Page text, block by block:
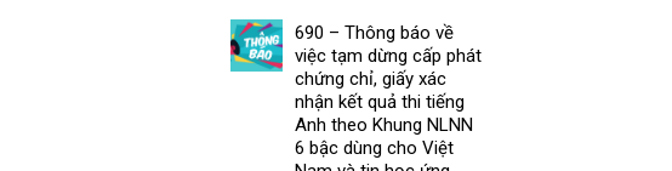
690 – Thông báo về
việc tạm dừng cấp phát
chứng chỉ, giấy xác
nhận kết quả thi tiếng
Anh theo Khung NLNN
6 bậc dùng cho Việt